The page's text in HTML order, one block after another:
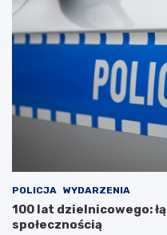
POLICJA WYDARZENIA
100 lat dzielnicowego:
społecznością